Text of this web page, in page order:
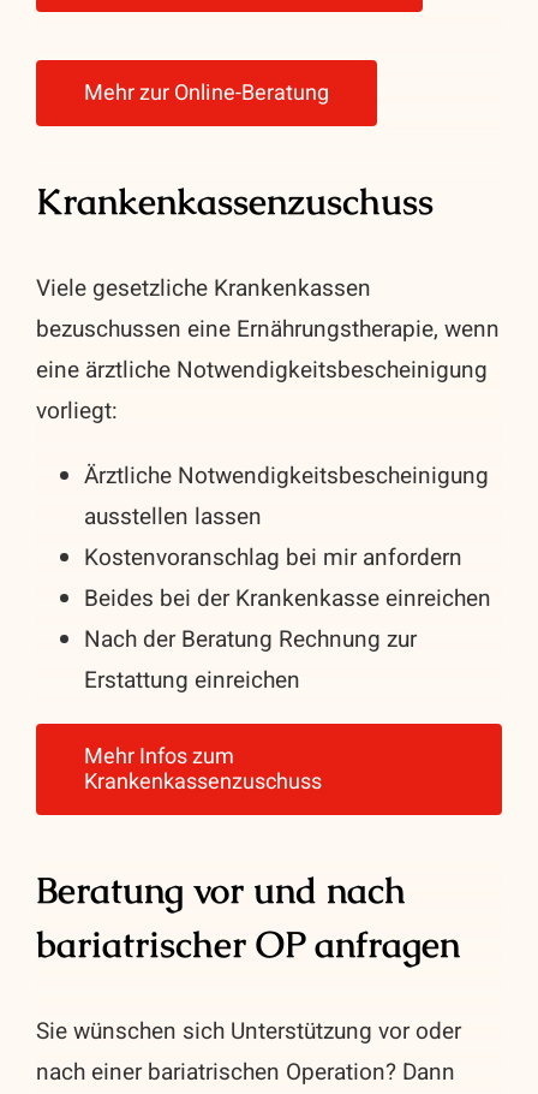
Mehr zur Online-Beratung
Krankenkassenzuschuss
Viele gesetzliche Krankenkassen
bezuschussen eine Ernährungstherapie, wenn
eine ärztliche Notwendigkeitsbescheinigung
vorliegt:
Ärztliche Notwendigkeitsbescheinigung
ausstellen lassen
Kostenvoranschlag bei mir anfordern
Beides bei der Krankenkasse einreichen
Nach der Beratung Rechnung zur
Erstattung einreichen
Mehr Infos zum
Krankenkassenzuschuss
Beratung vor und nach
bariatrischer OP anfragen
Sie wünschen sich Unterstützung vor oder
nach einer bariatrischen Operation? Dann